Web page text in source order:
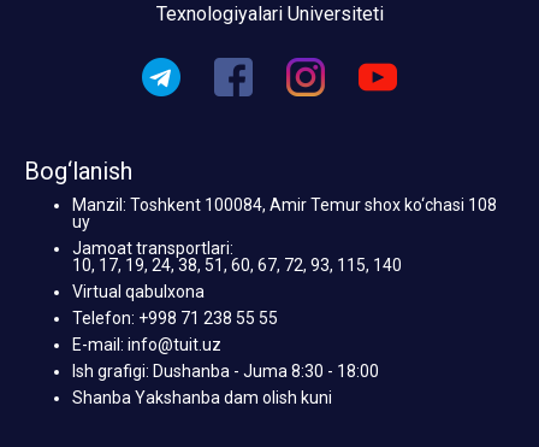
Texnologiyalari Universiteti
Bog‘lanish
Manzil: Toshkent 100084, Amir Temur shox ko‘chasi 108
uy
Jamoat transportlari:
10, 17, 19, 24, 38, 51, 60, 67, 72, 93, 115, 140
Virtual qabulxona
Telefon: +998 71 238 55 55
E-mail: info@tuit.uz
Ish grafigi: Dushanba - Juma 8:30 - 18:00
Shanba Yakshanba dam olish kuni